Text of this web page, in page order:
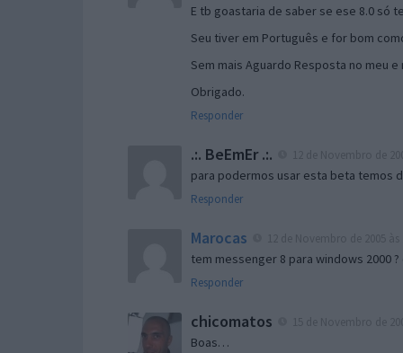
E tb goastaria de saber se ese 8.0 só
Seu tiver em Português e for bom
Sem mais Aguardo Resposta no meu e
Obrigado.
Responder
.:. BeEmEr .:.
para podermos usar esta beta temos
Responder
Marocas
tem messenger 8 para windows 2000
Responder
chicomatos
Boas…